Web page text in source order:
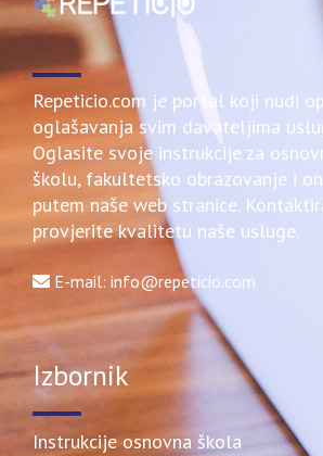
Repeticio.com je portal koji nudi
oglašavanja svim davateljima
Oglasite svoje instrukcije za
školu, fakultetsko obrazovanje i
putem naše web stranice.
provjerite kvalitetu naše usluge.
E-mail: info@repeticio.com
Izbornik
Instrukcije osnovna škola